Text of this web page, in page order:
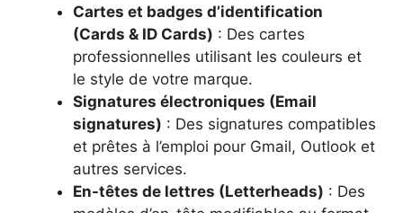
Cartes et badges d’identification
(Cards & ID Cards) : Des cartes
professionnelles utilisant les couleurs et
le style de votre marque.
Signatures électroniques (Email
signatures) : Des signatures compatibles
et prêtes à l’emploi pour Gmail, Outlook et
autres services.
En-têtes de lettres (Letterheads) : Des